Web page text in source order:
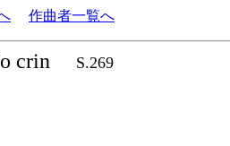
作曲者一覧へ
crin S.269